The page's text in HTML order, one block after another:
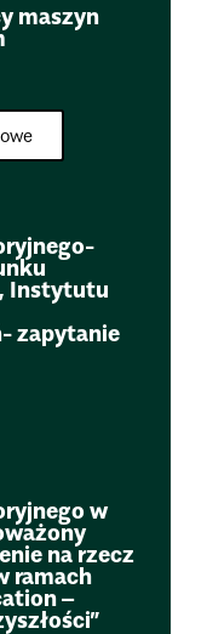
maszyn
Instytutu
zapytanie
w
na rzecz
ramach
–